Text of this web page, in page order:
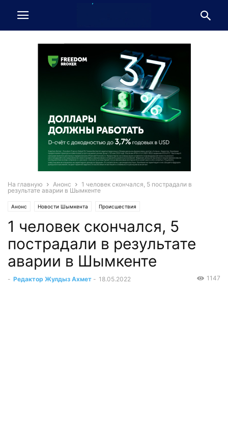
На главную Анонс
1 человек скончался, 5 пострадали в
результате аварии в Шымкенте
Анонс Новости Шымкента Происшествия
1 человек скончался, 5
пострадали в результате
аварии в Шымкенте
- Редактор Жулдыз Ахмет - 18.05.2022 1147